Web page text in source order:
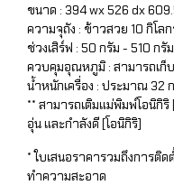
ขนาด : 394 wx 526 dx
ความจุถัง : ข้าวสวย 10 กิโล
ช่วงเสิร์ฟ : 50 กรัม - 510 กรัม
ควบคุมอุณหภูมิ : สามารถเก็
น้ำหนักเครื่อง : ประมาณ 32 ก
** สามารถเติมแม่พิมพ์โอนิกิริ
อุ่น และกำลังดี [โอนิกิริ]
* ใบเสนอราคารวมถึงการติ
ทำความสะอาด